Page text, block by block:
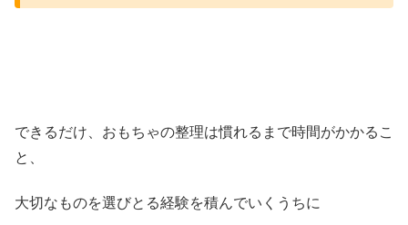
できるだけ、おもちゃの整理は慣れるまで時間がかかるこ
と、
大切なものを選びとる経験を積んでいくうちに